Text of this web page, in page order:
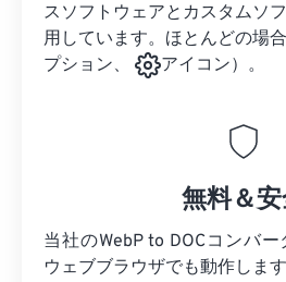
スソフトウェアとカスタムソ
用しています。ほとんどの場
プション、
アイコン）。
無料＆
当社のWebP to DOCコンバ
ウェブブラウザでも動作しま